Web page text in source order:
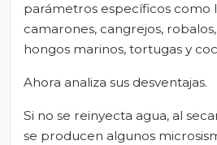
parámetros específicos como
camarones, cangrejos,
hongos marinos, tortugas y
Ahora analiza sus desventajas.
Si no se reinyecta agua, al
se producen algunos